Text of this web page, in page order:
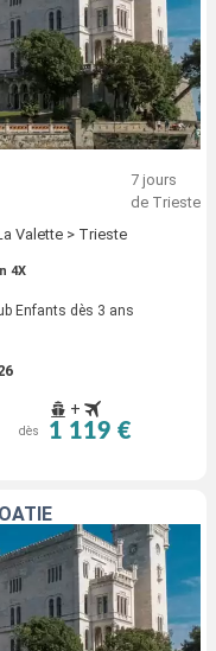
7 jours
de Trieste
Valette > Trieste
4X
Enfants dès 3 ans
+
dès 1 119 €